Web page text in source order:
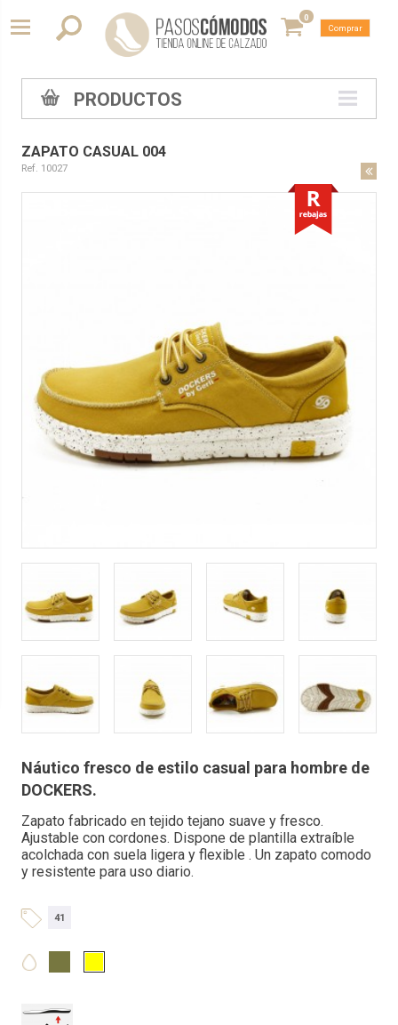
0
Comprar
PRODUCTOS
ZAPATO CASUAL 004
Ref. 10027
Náutico fresco de estilo casual para hombre de
DOCKERS.
Zapato fabricado en tejido tejano suave y fresco.
Ajustable con cordones. Dispone de plantilla extraíble
acolchada con suela ligera y flexible . Un zapato comodo
y resistente para uso diario.
41